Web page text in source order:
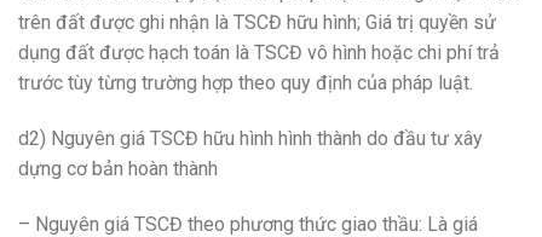
trên đất được ghi nhận là TSCĐ hữu hình; Giá trị quyền sử
dụng đất được hạch toán là TSCĐ vô hình hoặc chi phí trả
trước tùy từng trường hợp theo quy định của pháp luật.
d2) Nguyên giá TSCĐ hữu hình hình thành do đầu tư xây
dựng cơ bản hoàn thành
– Nguyên giá TSCĐ theo phương thức giao thầu: Là giá